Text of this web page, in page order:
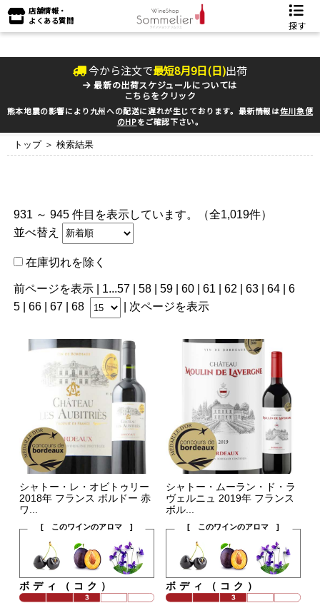
店舗情報・
よくある質問
探す
今から注文で最短8月9日(日)出荷
最新の出荷スケジュールについては
こちらをクリック
熊本地震の影響により九州への配送に遅れが生じております。最新情報は佐川急便
のHPをご確認下さい。
トップ ＞ 検索結果
931 ～ 945 件目を表示しています。（全1,019件）
並べ替え
在庫切れを除く
前ページを表示| 1...57 58| 59| 60| 61| 62| 63 | 64| 6
5| 66| 67 68 次ページを表示
シャトー・レ・オビトゥリー
2018年 フランス ボルドー 赤
ワ...
[ このワインのアロマ ]
ボディ（コク）
シャトー・ムーラン・ド・ラ
ヴェルニュ 2019年 フランス
ボル...
[ このワインのアロマ ]
ボディ（コク）